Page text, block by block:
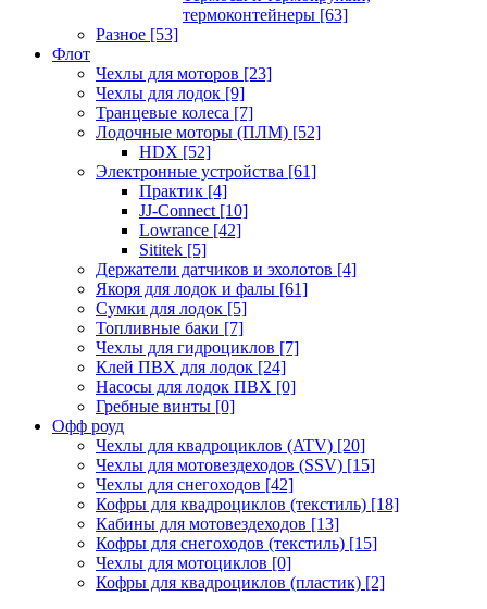
термоконтейнеры [63]
Разное [53]
Флот
Чехлы для моторов [23]
Чехлы для лодок [9]
Транцевые колеса [7]
Лодочные моторы (ПЛМ) [52]
HDX [52]
Электронные устройства [61]
Практик [4]
JJ-Connect [10]
Lowrance [42]
Sititek [5]
Держатели датчиков и эхолотов [4]
Якоря для лодок и фалы [61]
Сумки для лодок [5]
Топливные баки [7]
Чехлы для гидроциклов [7]
Клей ПВХ для лодок [24]
Насосы для лодок ПВХ [0]
Гребные винты [0]
Офф роуд
Чехлы для квадроциклов (ATV) [20]
Чехлы для мотовездеходов (SSV) [15]
Чехлы для снегоходов [42]
Кофры для квадроциклов (текстиль) [18]
Кабины для мотовездеходов [13]
Кофры для снегоходов (текстиль) [15]
Чехлы для мотоциклов [0]
Кофры для квадроциклов (пластик) [2]